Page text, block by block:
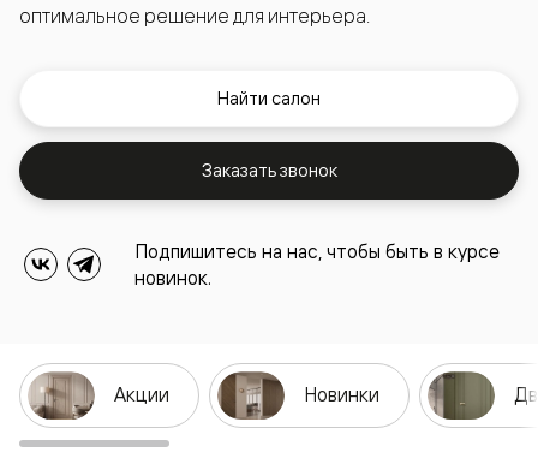
оптимальное решение для интерьера.
Найти салон
Заказать звонок
Подпишитесь на нас, чтобы быть в курсе
новинок.
Акции Новинки